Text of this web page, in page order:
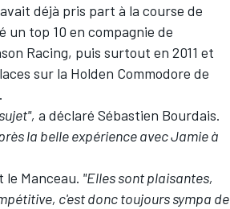
déjà pris part à la course de
un top 10 en compagnie de
Racing, puis surtout en 2011 et
sur la Holden Commodore de
a déclaré Sébastien Bourdais.
la belle expérience avec Jamie à
le Manceau. "Elles sont plaisantes,
c'est donc toujours sympa de